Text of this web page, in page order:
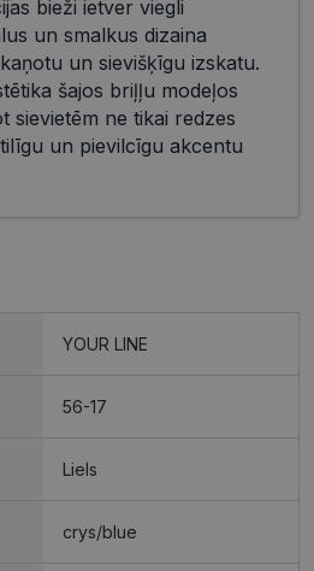
bieži ietver viegli
un smalkus dizaina
un sievišķīgu izskatu.
šajos briļļu modeļos
sievietēm ne tikai redzes
un pievilcīgu akcentu
YOUR LINE
56-17
Liels
crys/blue